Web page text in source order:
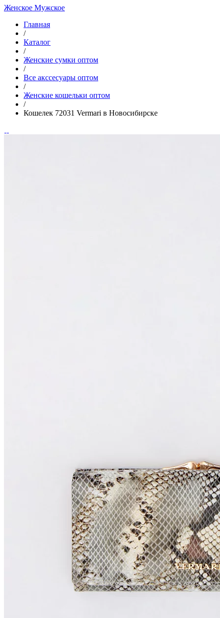
Женское Мужское
Главная
/
Каталог
/
Женские сумки оптом
/
Все акссесуары оптом
/
Женские кошельки оптом
/
Кошелек 72031 Vermari в Новосибирске